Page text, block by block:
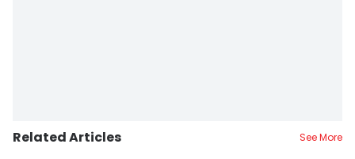
Related Articles See More